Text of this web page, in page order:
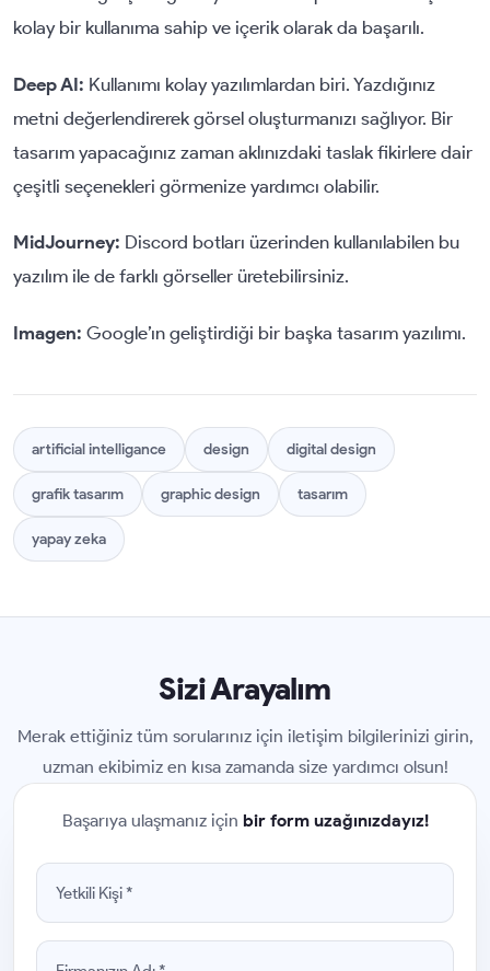
kolay bir kullanıma sahip ve içerik olarak da başarılı.
Deep AI: Kullanımı kolay yazılımlardan biri. Yazdığınız
metni değerlendirerek görsel oluşturmanızı sağlıyor. Bir
tasarım yapacağınız zaman aklınızdaki taslak fikirlere dair
çeşitli seçenekleri görmenize yardımcı olabilir.
MidJourney: Discord botları üzerinden kullanılabilen bu
yazılım ile de farklı görseller üretebilirsiniz.
Imagen: Google’ın geliştirdiği bir başka tasarım yazılımı.
artificial intelligance design digital design
grafik tasarım graphic design tasarım
yapay zeka
Sizi Arayalım
Merak ettiğiniz tüm sorularınız için iletişim bilgilerinizi girin,
uzman ekibimiz en kısa zamanda size yardımcı olsun!
Başarıya ulaşmanız için bir form uzağınızdayız!